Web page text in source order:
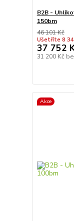
B2B -
150bm
46 101 Kč
Ušetříte 8
37 752
31 200 Kč
Akce